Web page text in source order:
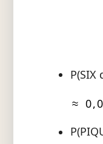
P(SIX
≈